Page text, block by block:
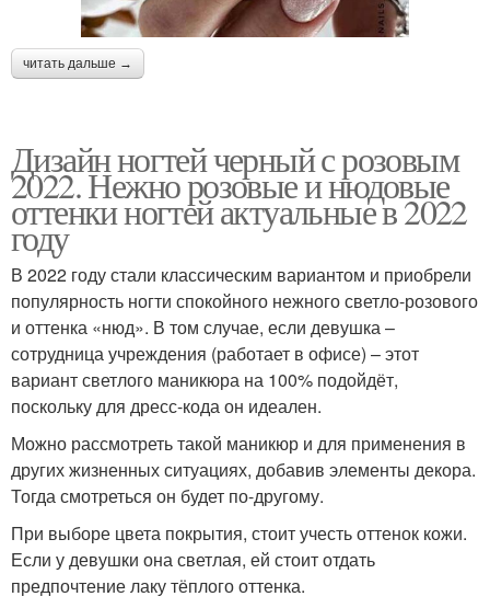
читать дальше →
Дизайн ногтей черный с розовым
2022. Нежно розовые и нюдовые
оттенки ногтей актуальные в 2022
году
В 2022 году стали классическим вариантом и приобрели
популярность ногти спокойного нежного светло-розового
и оттенка «нюд». В том случае, если девушка –
сотрудница учреждения (работает в офисе) – этот
вариант светлого маникюра на 100% подойдёт,
поскольку для дресс-кода он идеален.
Можно рассмотреть такой маникюр и для применения в
других жизненных ситуациях, добавив элементы декора.
Тогда смотреться он будет по-другому.
При выборе цвета покрытия, стоит учесть оттенок кожи.
Если у девушки она светлая, ей стоит отдать
предпочтение лаку тёплого оттенка.